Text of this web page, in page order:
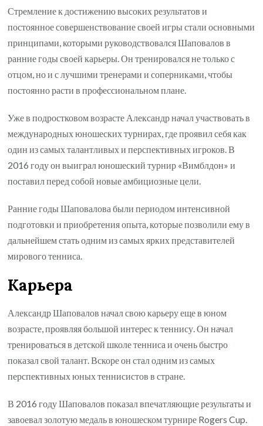
Стремление к достижению высоких результатов и
постоянное совершенствование своей игры стали основными
принципами, которыми руководствовался Шаповалов в
ранние годы своей карьеры. Он тренировался не только с
отцом, но и с лучшими тренерами и соперниками, чтобы
постоянно расти в профессиональном плане.
Уже в подростковом возрасте Александр начал участвовать в
международных юношеских турнирах, где проявил себя как
один из самых талантливых и перспективных игроков. В
2016 году он выиграл юношеский турнир «Вимблдон» и
поставил перед собой новые амбициозные цели.
Ранние годы Шаповалова были периодом интенсивной
подготовки и приобретения опыта, которые позволили ему в
дальнейшем стать одним из самых ярких представителей
мирового тенниса.
Карьера
Александр Шаповалов начал свою карьеру еще в юном
возрасте, проявляя большой интерес к теннису. Он начал
тренироваться в детской школе тенниса и очень быстро
показал свой талант. Вскоре он стал одним из самых
перспективных юных теннисистов в стране.
В 2016 году Шаповалов показал впечатляющие результаты и
завоевал золотую медаль в юношеском турнире Rogers Cup.